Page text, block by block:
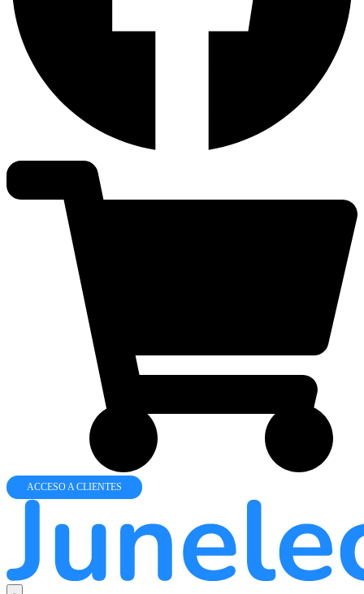
ACCESO A CLIENTES